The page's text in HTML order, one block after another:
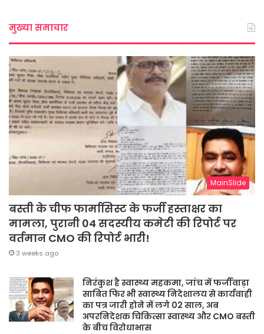
मुख्या समाचार
MainSlide
बस्ती के चीफ फार्मासिस्ट के फर्जी हस्ताक्षर का
मामला, पुरानी 04 सदस्यीय कमेटी की रिपोर्ट पर
वर्तमान CMO की रिपोर्ट भारी!
3 weeks ago
निरंकुश है स्वास्थ्य महकमा, जांच में फर्जीवाड़ा
साबित फिर भी स्वास्थ्य निदेशालय से कार्यवाही
का पत्र जारी होने में लगे 02 साल, अब
अपरनिदेशक चिकित्सा स्वास्थ्य और CMO बस्ती
के बीच विरोधाभास